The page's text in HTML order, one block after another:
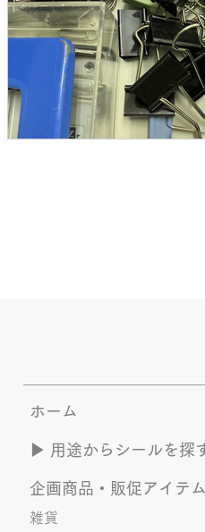
ホーム
▶︎ 用途からシールを探
企画商品・販促アイテム
雑貨